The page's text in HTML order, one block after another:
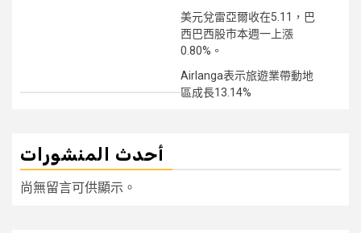
美元兌雷亞爾收在5.11，巴
西巴西股市本週一上漲
0.80%。
Airlanga表示旅遊業帶動地
區成長13.14%
أحدث المنشورات
尚無留言可供顯示。